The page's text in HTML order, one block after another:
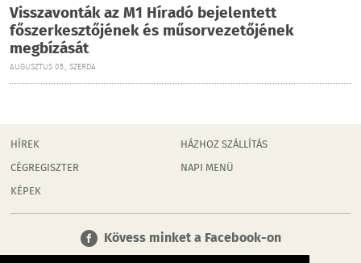
Visszavonták az M1 Híradó bejelentett
főszerkesztőjének és műsorvezetőjének
megbízását
AUGUSZTUS 05., SZERDA
HÍREK
CÉGREGISZTER
KÉPEK
HÁZHOZ SZÁLLÍTÁS
NAPI MENÜ
Kövess minket a Facebook-on